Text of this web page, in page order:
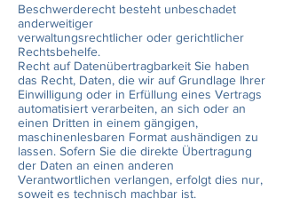
Beschwerderecht besteht unbeschadet
anderweitiger
verwaltungsrechtlicher oder gerichtlicher
Rechtsbehelfe.
Recht auf Datenübertragbarkeit Sie haben
das Recht, Daten, die wir auf Grundlage Ihrer
Einwilligung oder in Erfüllung eines Vertrags
automatisiert verarbeiten, an sich oder an
einen Dritten in einem gängigen,
maschinenlesbaren Format aushändigen zu
lassen. Sofern Sie die direkte Übertragung
der Daten an einen anderen
Verantwortlichen verlangen, erfolgt dies nur,
soweit es technisch machbar ist.